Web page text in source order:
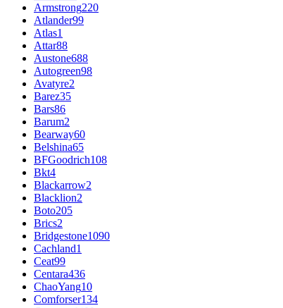
Armstrong220
Atlander99
Atlas1
Attar88
Austone688
Autogreen98
Avatyre2
Barez35
Bars86
Barum2
Bearway60
Belshina65
BFGoodrich108
Bkt4
Blackarrow2
Blacklion2
Boto205
Brics2
Bridgestone1090
Cachland1
Ceat99
Centara436
ChaoYang10
Comforser134